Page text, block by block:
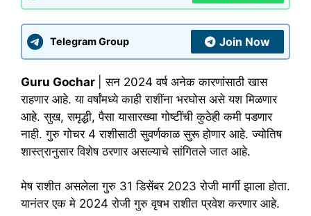
Telegram Group Join Now
Guru Gochar
| सन 2024 वर्ष अनेक कारणांसाठी खास
राहणार आहे. या वर्षांमध्ये काही राशींना भरघोस असे यश मिळणार
आहे. सुख, समृद्धी, पैसा यासारख्या गोष्टींची कुठेही कमी पडणार
नाही. गुरु गोचर 4 राशीसाठी सुवर्णकाळ सुरू होणार आहे. ज्योतिष
शास्त्रानुसार विशेष ठरणार असल्याचे सांगितले जात आहे.
मेष राशीत असलेला गुरु 31 डिसेंबर 2023 रोजी मार्गी झाला होता.
यानंतर एक मे 2024 रोजी गुरु वृषभ राशीत प्रवेश करणार आहे.